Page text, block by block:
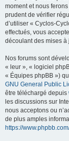
moment et nous
prudent de vérifier
d’utiliser « Cyclos-
effectués, vous
découlant des mises
Nos forums sont
« leur », « logiciel
« Équipes phpBB »)
GNU General Public
être téléchargé depuis
les discussions sur
nous acceptons ou
de plus amples
https://